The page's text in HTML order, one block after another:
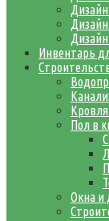
Дизайн
Инвентарь
Пол в
Окна и